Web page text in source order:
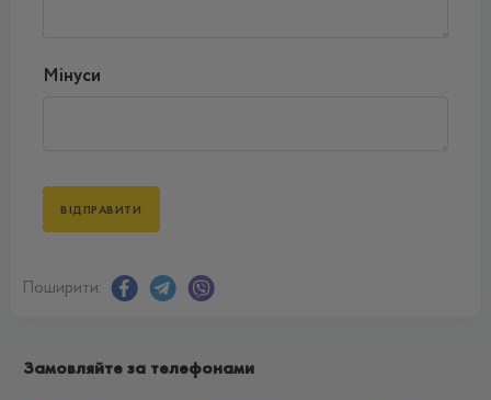
Мінуси
Поширити:
Замовляйте за телефонами